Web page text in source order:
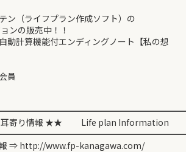
ライフプラン作成ソフト）の
の販売中！！
算機能付エンディングノート【私の想
員
耳寄り情報 ★★ Life plan Information
報 ⇒ http://www.fp-kanagawa.com/